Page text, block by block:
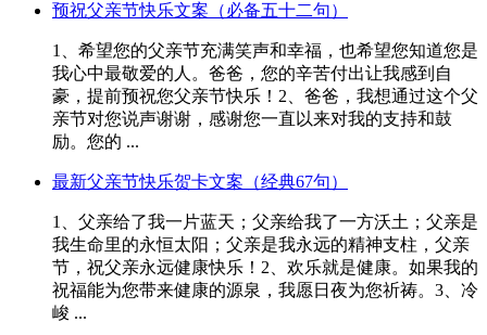
预祝父亲节快乐文案（必备五十二句）
1、希望您的父亲节充满笑声和幸福，也希望您知道您是
我心中最敬爱的人。爸爸，您的辛苦付出让我感到自
豪，提前预祝您父亲节快乐！2、爸爸，我想通过这个父
亲节对您说声谢谢，感谢您一直以来对我的支持和鼓
励。您的 ...
最新父亲节快乐贺卡文案（经典67句）
1、父亲给了我一片蓝天；父亲给我了一方沃土；父亲是
我生命里的永恒太阳；父亲是我永远的精神支柱，父亲
节，祝父亲永远健康快乐！2、欢乐就是健康。如果我的
祝福能为您带来健康的源泉，我愿日夜为您祈祷。3、冷
峻 ...